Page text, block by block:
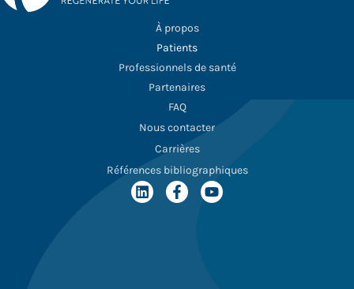
À propos
Patients
Professionnels de santé
Partenaires
FAQ
Nous contacter
Carrières
Références bibliographiques